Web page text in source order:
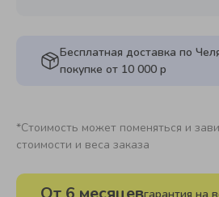
Бесплатная доставка по
покупке от 10 000 р
*Стоимость может поменяться и
стоимости и веса заказа
гарантия на